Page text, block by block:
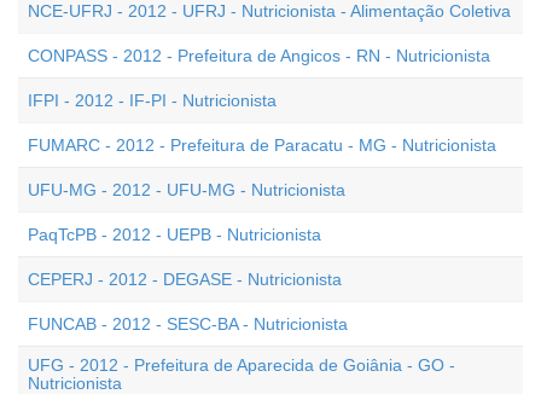
NCE-UFRJ - 2012 - UFRJ - Nutricionista - Alimentação Coletiva
CONPASS - 2012 - Prefeitura de Angicos - RN - Nutricionista
IFPI - 2012 - IF-PI - Nutricionista
FUMARC - 2012 - Prefeitura de Paracatu - MG - Nutricionista
UFU-MG - 2012 - UFU-MG - Nutricionista
PaqTcPB - 2012 - UEPB - Nutricionista
CEPERJ - 2012 - DEGASE - Nutricionista
FUNCAB - 2012 - SESC-BA - Nutricionista
UFG - 2012 - Prefeitura de Aparecida de Goiânia - GO -
Nutricionista